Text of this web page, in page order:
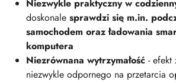
Niezwykle praktyczny w
doskonale sprawdzi się m.in.
samochodem oraz ładowania
komputera
Niezrównana wytrzymałość - efekt
niezwykle odpornego na przetarcia